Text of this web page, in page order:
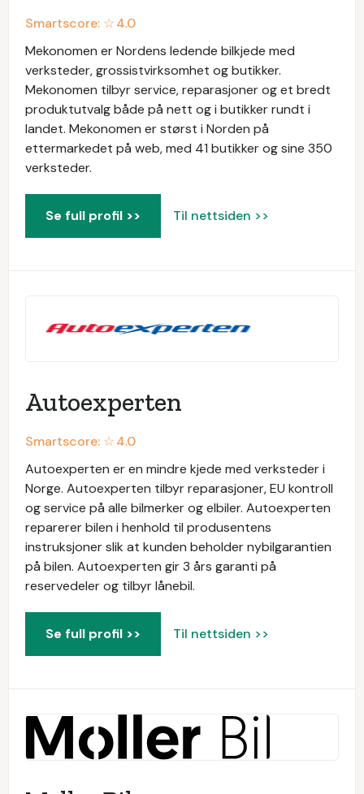
Smartscore: ☆4.0
Mekonomen er Nordens ledende bilkjede med
verksteder, grossistvirksomhet og butikker.
Mekonomen tilbyr service, reparasjoner og et bredt
produktutvalg både på nett og i butikker rundt i
landet. Mekonomen er størst i Norden på
ettermarkedet på web, med 41 butikker og sine 350
verksteder.
Se full profil >> Til nettsiden >>
Autoexperten
Smartscore: ☆4.0
Autoexperten er en mindre kjede med verksteder i
Norge. Autoexperten tilbyr reparasjoner, EU kontroll
og service på alle bilmerker og elbiler. Autoexperten
reparerer bilen i henhold til produsentens
instruksjoner slik at kunden beholder nybilgarantien
på bilen. Autoexperten gir 3 års garanti på
reservedeler og tilbyr lånebil.
Se full profil >> Til nettsiden >>